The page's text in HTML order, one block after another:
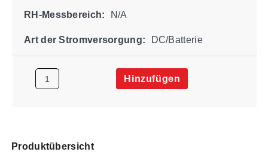
RH-Messbereich: N/A
Art der Stromversorgung: DC/Batterie
Hinzufügen
Produktübersicht